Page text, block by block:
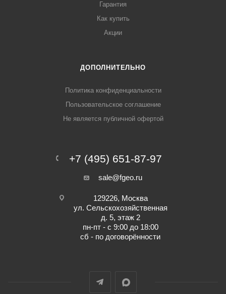
Гарантия
Как купить
Акции
ДОПОЛНИТЕЛЬНО
Политика конфиденциальности
Пользовательское соглашение
Не является публичной офертой
+7 (495) 651-87-97
sale@fgeo.ru
129226, Москва
ул. Сельскохозяйственная
д. 5, этаж 2
пн-пт - с 9:00 до 18:00
сб - по договорённости